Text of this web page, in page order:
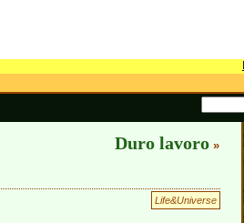
Duro lavoro »
Life&Universe